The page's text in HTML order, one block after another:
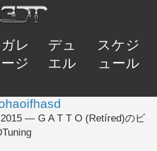
ガレ
ージ
デュ
エル
スケジ
ュール
— G A T T O (Retíred)のビ